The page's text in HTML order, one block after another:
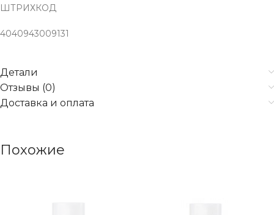
ШТРИХКОД
4040943009131
Детали
Отзывы (0)
Доставка и оплата
Похожие